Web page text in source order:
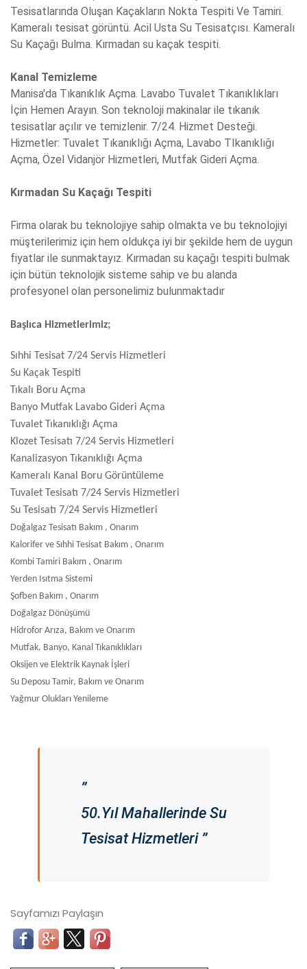
Tesisatlarında Oluşan Kaçakların Nokta Tespiti Ve Tamiri.
Kameralı tesisat görüntü. Acil Usta Su Tesisatçısı. Kameralı
Su Kaçağı Bulma. Kırmadan su kaçak tespiti.
Kanal Temizleme
Manisa'da Tıkanıklık Açma. Lavabo Tuvalet Tıkanıklıkları
İçin Hemen Arayın. Son teknoloji makinalar ile tıkanık
tesisatlar açılır ve temizlenir. 7/24. Hizmet Desteği.
Hizmetler: Tuvalet Tıkanıklığı Açma, Lavabo TIkanıklığı
Açma, Özel Vidanjör Hizmetleri, Mutfak Gideri Açma.
Kırmadan Su Kaçağı Tespiti
Firma olarak bu teknolojiye sahip olmakta ve bu teknolojiyi
müşterilerimiz için hem oldukça iyi bir şekilde hem de uygun
fiyatlar ile sunmaktayız. Kırmadan su kaçağı tespiti bulmak
için bütün teknolojik sisteme sahip ve bu alanda
profesyonel olan personelimiz bulunmaktadır
Başlıca Hizmetlerimiz;
Sıhhi Tesisat 7/24 Servis Hizmetleri
Su Kaçak Tespiti
Tıkalı Boru Açma
Banyo Mutfak Lavabo Gideri Açma
Tuvalet Tıkanıklığı Açma
Klozet Tesisatı 7/24 Servis Hizmetleri
Kanalizasyon Tıkanıklığı Açma
Kameralı Kanal Boru Görüntüleme
Tuvalet Tesisatı 7/24 Servis Hizmetleri
Su Tesisatı 7/24 Servis Hizmetleri
Doğalgaz Tesisatı Bakım , Onarım
Kalorifer ve Sıhhi Tesisat Bakım , Onarım
Kombi Tamiri Bakım , Onarım
Yerden Isıtma Sistemi
Şofben Bakım , Onarım
Doğalgaz Dönüşümü
Hidrofor Arıza, Bakım ve Onarım
Mutfak, Banyo, Kanal Tıkanıklıkları
Oksijen ve Elektrik Kaynak İşleri
Su Deposu Tamir, Bakım ve Onarım
Yağmur Olukları Yenileme
”
50.Yıl Mahallerinde Su
Tesisat Hizmetleri ”
Sayfamızı Paylaşın